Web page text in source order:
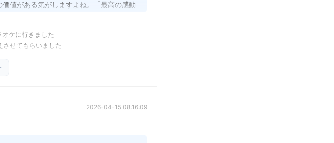
値がある気がしますよね。「最高の感動
いう事自体が、何よりも大きなご褒美な
ルギーになるはずです。ゆっくり休ん
ケに行きました
せてもらいました
2026-04-15 08:16:09